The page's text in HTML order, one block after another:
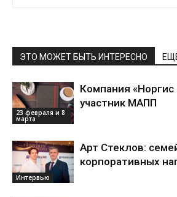
ЭТО МОЖЕТ БЫТЬ ИНТЕРЕСНО
23 февраля и 8
марта
Компания «Норгис
участник МАПП
Интервью
Арт Стеклов:
корпоративных